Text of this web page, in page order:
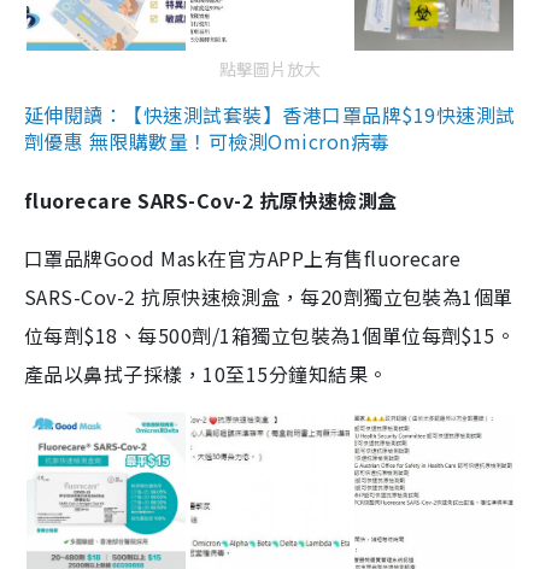
點擊圖片放大
延伸閱讀：【快速測試套裝】香港口罩品牌$19快速測試
劑優惠 無限購數量！可檢測Omicron病毒
fluorecare SARS-Cov-2 抗原快速檢測盒
口罩品牌Good Mask在官方APP上有售fluorecare
SARS-Cov-2 抗原快速檢測盒，每20劑獨立包裝為1個單
位每劑$18、每500劑/1箱獨立包裝為1個單位每劑$15。
產品以鼻拭子採樣，10至15分鐘知結果。